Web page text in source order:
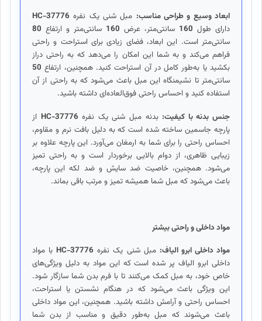
ابعاد وسیع و طراحی مناسب: مبل شنی یک نفره HC-37776
دارای طول 160 سانتی‌متر، عرض 160 سانتی‌متر و ارتفاع 80
سانتی‌متر است. این ابعاد، فضای زیادی برای استراحت و راحتی
فراهم می‌کند و به شما این امکان را می‌دهد که به راحتی دراز
بکشید یا به‌طور کامل در آن استراحت کنید. همچنین، ارتفاع 50
سانتی‌متر تا نشیمنگاه این مبل باعث می‌شود که به راحتی از آن
استفاده کنید و احساس راحتی فوق‌العاده‌ای داشته باشید.
جنس بدنه با کیفیت: بدنه مبل شنی یک نفرهHC-37776 از
پارچه جاسمین ساخته شده است که به دلیل بافت نرم و مقاوم،
احساس راحتی را برای شما به ارمغان می‌آورد. این پارچه علاوه بر
زیبایی ظاهری، از دوام بالایی برخوردار است و به راحتی تمیز
می‌شود. همچنین، خاصیت ضد سایش و ضد لکه این پارچه،
باعث می‌شود که مبل شما همیشه تمیز و مرتب باقی بماند.
مواد داخلی و راحتی بیشتر
مواد داخلی ابرو الیاف: مبل شنی یک نفره HC-37776با مواد
داخلی ابرو الیاف پر شده است که این مواد به دلیل ویژگی‌های
خاص خود، به مبل کمک می‌کنند تا با فرم بدن شما سازگار شود.
این ویژگی باعث می‌شود که در هنگام نشستن یا استراحت،
احساس راحتی و آرامش داشته باشید. همچنین، این مواد داخلی
باعث می‌شوند که مبل به‌طور دقیق و مناسب از بدن شما